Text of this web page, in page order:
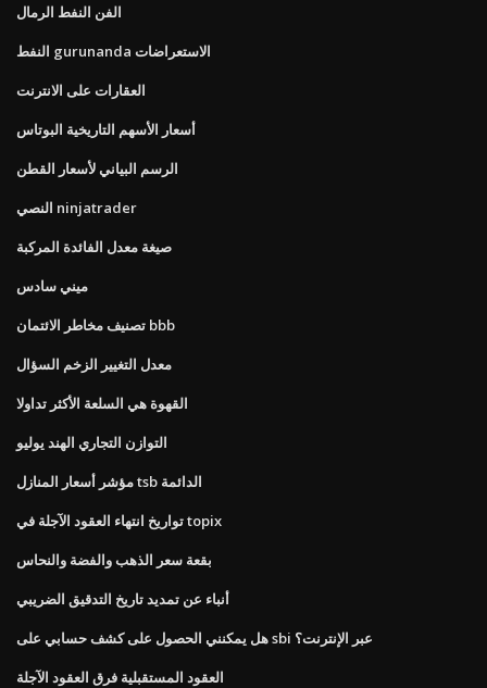
الفن النفط الرمال
النفط gurunanda الاستعراضات
العقارات على الانترنت
أسعار الأسهم التاريخية البوتاس
الرسم البياني لأسعار القطن
النصي ninjatrader
صيغة معدل الفائدة المركبة
ميني سادس
تصنيف مخاطر الائتمان bbb
معدل التغيير الزخم السؤال
القهوة هي السلعة الأكثر تداولا
التوازن التجاري الهند يوليو
مؤشر أسعار المنازل tsb الدائمة
تواريخ انتهاء العقود الآجلة في topix
بقعة سعر الذهب والفضة والنحاس
أنباء عن تمديد تاريخ التدقيق الضريبي
هل يمكنني الحصول على كشف حسابي على sbi عبر الإنترنت؟
العقود المستقبلية فرق العقود الآجلة